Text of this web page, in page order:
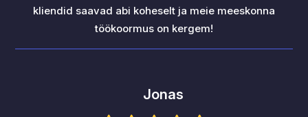
kliendid saavad abi koheselt ja meie meeskonna
töökoormus on kergem!
Jonas